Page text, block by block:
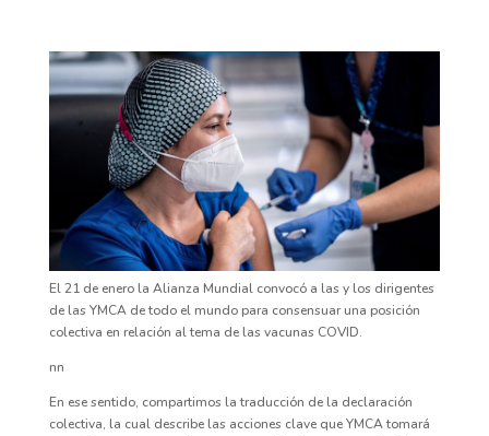
El 21 de enero la Alianza Mundial convocó a las y los dirigentes
de las YMCA de todo el mundo para consensuar una posición
colectiva en relación al tema de las vacunas COVID.
nn
En ese sentido, compartimos la traducción de la declaración
colectiva, la cual describe las acciones clave que YMCA tomará